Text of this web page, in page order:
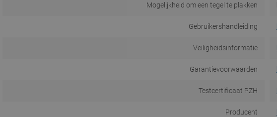
Mogelijkheid om een tegel te plakken
Gebruikershandleiding
Veiligheidsinformatie
Garantievoorwaarden
Testcertificaat PZH
Producent